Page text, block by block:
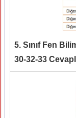
5. Sınıf Fen
30-32-33